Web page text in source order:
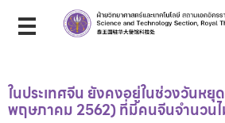
ในประเทศ​จีน ยังคงอยู่ในช่วงวันหยุ
พฤษภาคม 2562) ที่มีคนจีนจำนวน